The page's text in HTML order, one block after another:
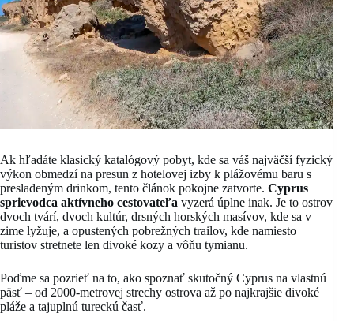
Ak hľadáte klasický katalógový pobyt, kde sa váš najväčší fyzický
výkon obmedzí na presun z hotelovej izby k plážovému baru s
presladeným drinkom, tento článok pokojne zatvorte. Cyprus
sprievodca aktívneho cestovateľa vyzerá úplne inak. Je to ostrov
dvoch tvárí, dvoch kultúr, drsných horských masívov, kde sa v
zime lyžuje, a opustených pobrežných trailov, kde namiesto
turistov stretnete len divoké kozy a vôňu tymianu.
Poďme sa pozrieť na to, ako spoznať skutočný Cyprus na vlastnú
päsť – od 2000-metrovej strechy ostrova až po najkrajšie divoké
pláže a tajuplnú tureckú časť.